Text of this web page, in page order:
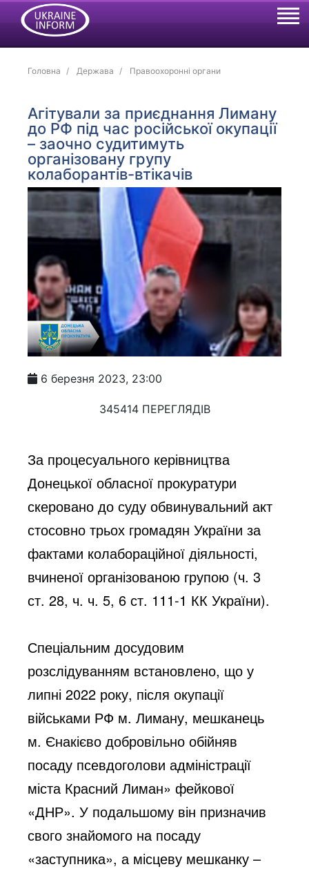
Головна Держава Правоохоронні органи
Агітували за приєднання Лиману
до РФ під час російської окупації
– заочно судитимуть
організовану групу
колаборантів-втікачів
6 березня 2023, 23:00
345414 ПЕРЕГЛЯДІВ
За процесуального керівництва
Донецької обласної прокуратури
скеровано до суду обвинувальний акт
стосовно трьох громадян України за
фактами колабораційної діяльності,
вчиненої організованою групою (ч. 3
ст. 28, ч. ч. 5, 6 ст. 111-1 КК України).
Спеціальним досудовим
розслідуванням встановлено, що у
липні 2022 року, після окупації
військами РФ м. Лиману, мешканець
м. Єнакієво добровільно обійняв
посаду псевдоголови адміністрації
міста Красний Лиман» фейкової
«ДНР». У подальшому він призначив
свого знайомого на посаду
«заступника», а місцеву мешканку –